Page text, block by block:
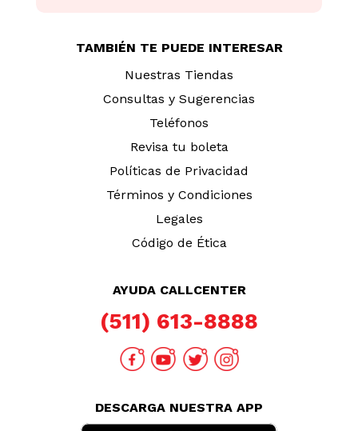
TAMBIÉN TE PUEDE INTERESAR
Nuestras Tiendas
Consultas y Sugerencias
Teléfonos
Revisa tu boleta
Políticas de Privacidad
Términos y Condiciones
Legales
Código de Ética
AYUDA CALLCENTER
(511) 613-8888
DESCARGA NUESTRA APP